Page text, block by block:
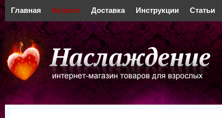
Главная Каталог Доставка Инструкции Статьи